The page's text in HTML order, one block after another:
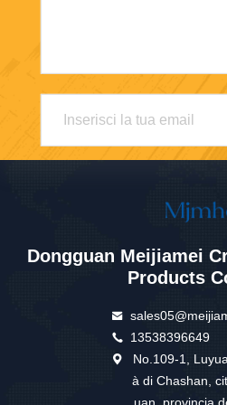
Dongguan Meijiamei
Products
13538396649
No.109-1,
à di Chashan,